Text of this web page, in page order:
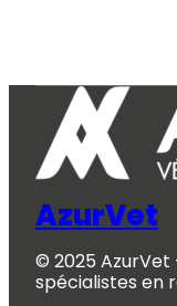
AzurVet
© 2025
spécialistes en